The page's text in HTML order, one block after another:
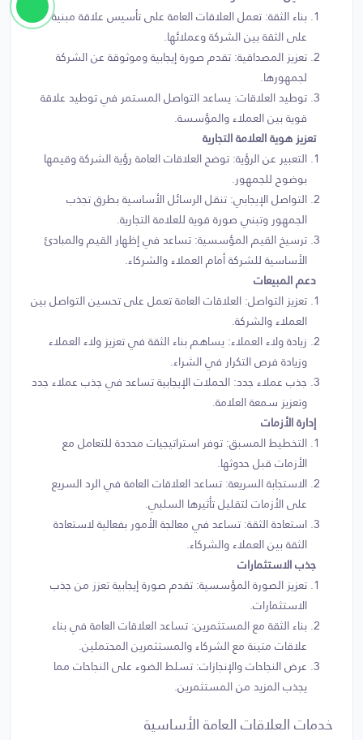
بناء الثقة: تعمل العلاقات العامة على تأسيس علاقة مبنية
على الثقة بين الشركة وعملائها.
تعزيز المصداقية: تقدم صورة إيجابية وموثوقة عن الشركة
لجمهورها.
توطيد العلاقات: يساعد التواصل المستمر في توطيد علاقة
قوية بين العملاء والمؤسسة.
تعزيز هوية العلامة التجارية
التعبير عن الرؤية: توضح العلاقات العامة رؤية الشركة وقيمها
بوضوح للجمهور.
التواصل الإيجابي: تنقل الرسائل الأساسية بطرق تجذب
الجمهور وتبني صورة قوية للعلامة التجارية.
ترسيخ القيم المؤسسية: تساعد في إظهار القيم والمبادئ
الأساسية للشركة أمام العملاء والشركاء.
دعم المبيعات
تعزيز التواصل: العلاقات العامة تعمل على تحسين التواصل بين
العملاء والشركة.
زيادة ولاء العملاء: يساهم بناء الثقة في تعزيز ولاء العملاء
وزيادة فرص التكرار في الشراء.
جذب عملاء جدد: الحملات الإيجابية تساعد في جذب عملاء جدد
وتعزيز سمعة العلامة.
إدارة الأزمات
التخطيط المسبق: توفر استراتيجيات محددة للتعامل مع
الأزمات قبل حدوثها.
الاستجابة السريعة: تساعد العلاقات العامة في الرد السريع
على الأزمات لتقليل تأثيرها السلبي.
استعادة الثقة: تساعد في معالجة الأمور بفعالية لاستعادة
الثقة بين العملاء والشركاء.
جذب الاستثمارات
تعزيز الصورة المؤسسية: تقدم صورة إيجابية تعزز من جذب
الاستثمارات.
بناء الثقة مع المستثمرين: تساعد العلاقات العامة في بناء
علاقات متينة مع الشركاء والمستثمرين المحتملين.
عرض النجاحات والإنجازات: تسلط الضوء على النجاحات مما
يجذب المزيد من المستثمرين.
خدمات العلاقات العامة الأساسية